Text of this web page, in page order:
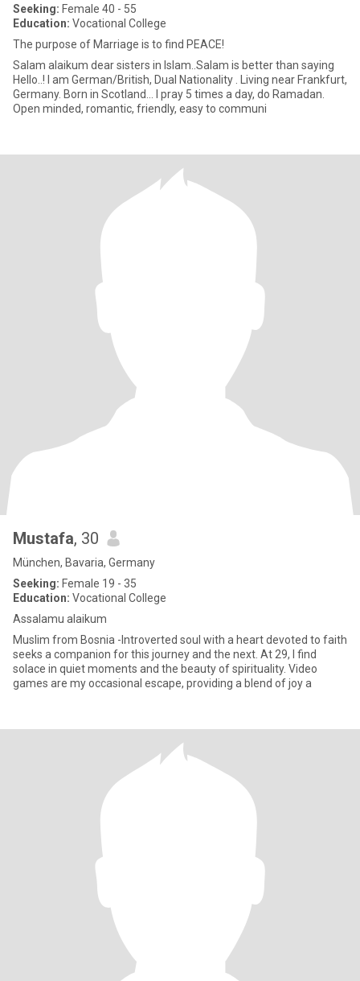
Seeking: Female 40 - 55
Education: Vocational College
The purpose of Marriage is to find PEACE!
Salam alaikum dear sisters in Islam..Salam is better than saying
Hello..! I am German/British, Dual Nationality . Living near Frankfurt,
Germany. Born in Scotland... I pray 5 times a day, do Ramadan.
Open minded, romantic, friendly, easy to communi
Mustafa, 30
München, Bavaria, Germany
Seeking: Female 19 - 35
Education: Vocational College
Assalamu alaikum
Muslim from Bosnia -Introverted soul with a heart devoted to faith
seeks a companion for this journey and the next. At 29, I find
solace in quiet moments and the beauty of spirituality. Video
games are my occasional escape, providing a blend of joy a